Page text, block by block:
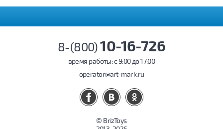
8-(800)10-16-726
время работы: c 9:00 до 17:00
operator@art-mark.ru
© BrizToys